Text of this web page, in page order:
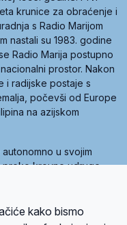
krunice za obraćenje i
s Radio Marijom
nastali su 1983. godine
Radio Marija postupno
prostor. Nakon
i radijske postaje s
počevši od Europe
na azijskom
u svojim
preko krovne udruge
je sedam članica, među
kako bismo